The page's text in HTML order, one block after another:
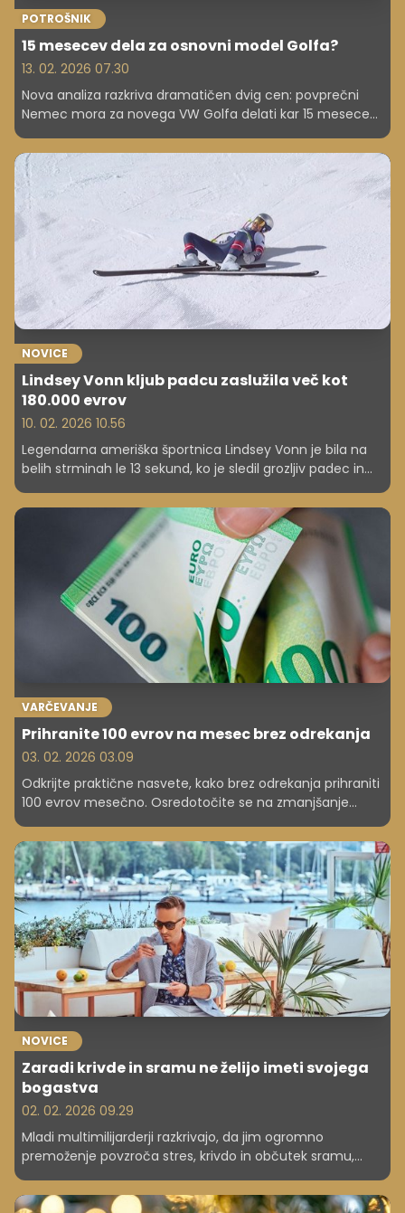
POTROŠNIK
15 mesecev dela za osnovni model Golfa?
13. 02. 2026 07.30
Nova analiza razkriva dramatičen dvig cen: povprečni
Nemec mora za novega VW Golfa delati kar 15 mesecev.
Golf ni več "ljudski avto".
NOVICE
Lindsey Vonn kljub padcu zaslužila več kot
180.000 evrov
10. 02. 2026 10.56
Legendarna ameriška športnica Lindsey Vonn je bila na
belih strminah le 13 sekund, ko je sledil grozljiv padec in
igrah zaslužila ogromno vsoto denarja.
VARČEVANJE
Prihranite 100 evrov na mesec brez odrekanja
03. 02. 2026 03.09
Odkrijte praktične nasvete, kako brez odrekanja prihraniti
100 evrov mesečno. Osredotočite se na zmanjšanje
optimizacijo drugih stroškov, da povečate svojo finančno
varnost.
NOVICE
Zaradi krivde in sramu ne želijo imeti svojega
bogastva
02. 02. 2026 09.29
Mladi multimilijarderji razkrivajo, da jim ogromno
premoženje povzroča stres, krivdo in občutek sramu,